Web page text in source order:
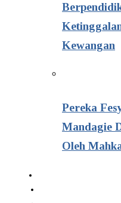
Kewangan
Pereka
Mandagie
Oleh